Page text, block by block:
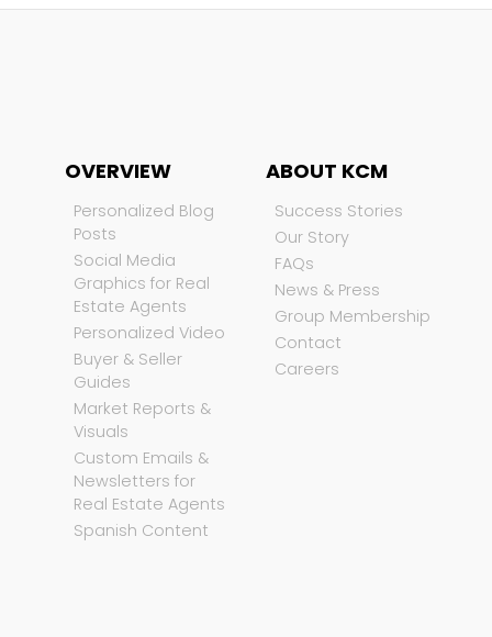
OVERVIEW
Personalized Blog
Posts
Social Media
Graphics for Real
Estate Agents
Personalized Video
Buyer & Seller
Guides
Market Reports &
Visuals
Custom Emails &
Newsletters for
Real Estate Agents
Spanish Content
ABOUT KCM
Success Stories
Our Story
FAQs
News & Press
Group Membership
Contact
Careers